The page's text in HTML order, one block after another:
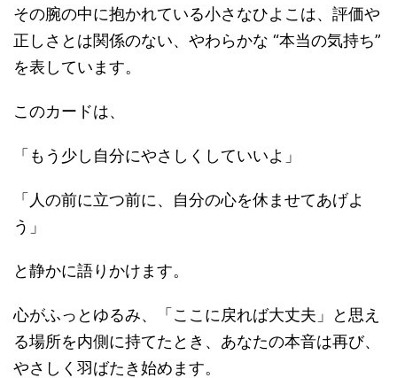
その腕の中に抱かれている小さなひよこは、評価や
正しさとは関係のない、やわらかな “本当の気持ち”
を表しています。
このカードは、
「もう少し自分にやさしくしていいよ」
「人の前に立つ前に、自分の心を休ませてあげよ
う」
と静かに語りかけます。
心がふっとゆるみ、「ここに戻れば大丈夫」と思え
る場所を内側に持てたとき、あなたの本音は再び、
やさしく羽ばたき始めます。